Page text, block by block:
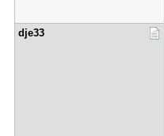
dje33